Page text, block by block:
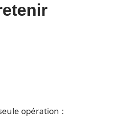
opération :